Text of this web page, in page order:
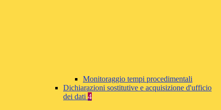
Monitoraggio tempi procedimentali
Dichiarazioni sostitutive e acquisizione d'ufficio
dei dati 4